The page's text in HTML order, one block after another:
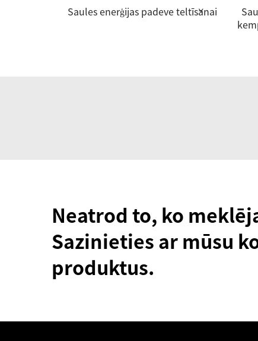
Saules enerģijas padeve teltīšanai
Neatrod to, ko
Sazinieties ar mūsu
produktus.